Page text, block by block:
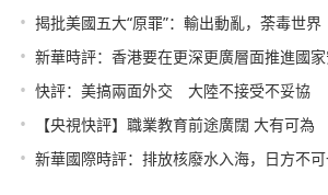
• 揭批美國五大“原罪”：輸出動亂，荼毒世界
• 新華時評：香港要在更深更廣層面推進國
• 快評：美搞兩面外交 大陸不接受不妥協
• 【央視快評】職業教育前途廣闊 大有可為
• 新華國際時評：排放核廢水入海，日方不